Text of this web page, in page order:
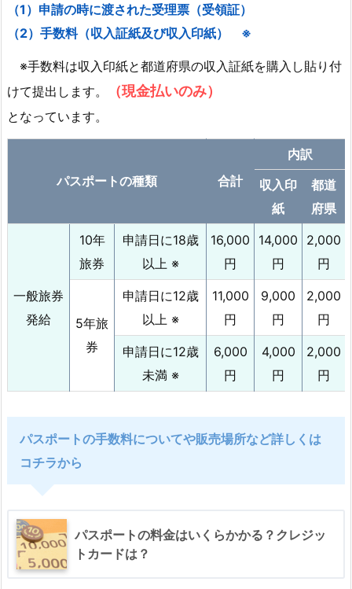
（1）申請の時に渡された受理票（受領証）
（2）手数料（収入証紙及び収入印紙） ※
※手数料は収入印紙と都道府県の収入証紙を購入し貼り付
けて提出します。
（現金払いのみ）
となっています。
パスポートの種類 合計
内訳
収入印
紙
都道
府県
一般旅券
発給
10年
旅券
申請日に18歳
以上 ※
16,000
円
14,000
円
2,000
円
5年旅
券
申請日に12歳
以上 ※
11,000
円
9,000
円
2,000
円
申請日に12歳
未満 ※
6,000
円
4,000
円
2,000
円
パスポートの手数料についてや販売場所など詳しくは
コチラから
パスポートの料金はいくらかかる？クレジッ
トカードは？